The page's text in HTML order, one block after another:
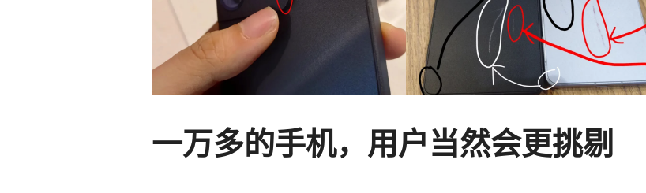
一万多的手机，用户当然会更挑剔